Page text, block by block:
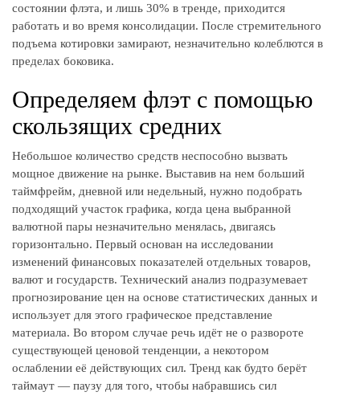
состоянии флэта, и лишь 30% в тренде, приходится
работать и во время консолидации. После стремительного
подъема котировки замирают, незначительно колеблются в
пределах боковика.
Определяем флэт с помощью
скользящих средних
Небольшое количество средств неспособно вызвать
мощное движение на рынке. Выставив на нем больший
таймфрейм, дневной или недельный, нужно подобрать
подходящий участок графика, когда цена выбранной
валютной пары незначительно менялась, двигаясь
горизонтально. Первый основан на исследовании
изменений финансовых показателей отдельных товаров,
валют и государств. Технический анализ подразумевает
прогнозирование цен на основе статистических данных и
использует для этого графическое представление
материала. Во втором случае речь идёт не о развороте
существующей ценовой тенденции, а некотором
ослаблении её действующих сил. Тренд как будто берёт
таймаут — паузу для того, чтобы набравшись сил